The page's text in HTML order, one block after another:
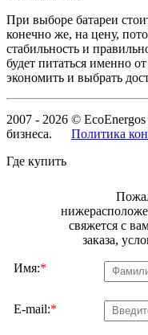
При выборе батареи
конечно же, на цену,
стабильность и
будет питаться именно
экономить и выбрать
2007 - 2026 ©
бизнеса. Политика
Где купить
свяжется с
заказа,
Имя:*
E-mail:*